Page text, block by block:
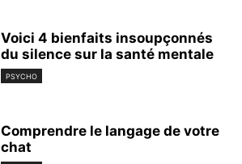
Voici 4 bienfaits insoupçonnés
du silence sur la santé mentale
PSYCHO
Comprendre le langage de votre
chat